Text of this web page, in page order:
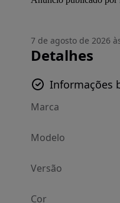
7 de agosto de 2026
Detalhes
Informações
Marca
Modelo
Versão
Cor